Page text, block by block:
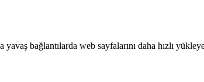
bağlantılarda web sayfalarını daha hızlı